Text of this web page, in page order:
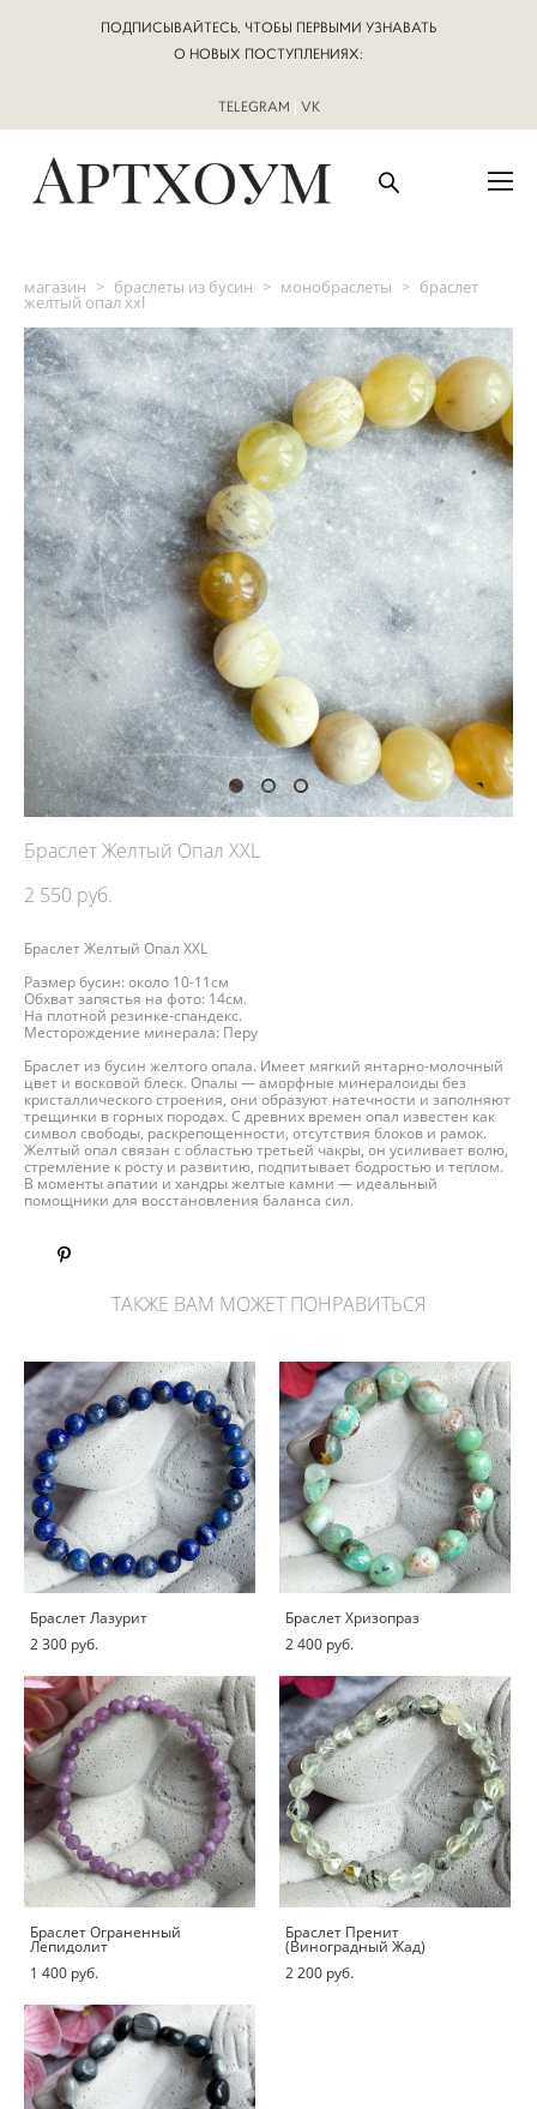
ПОДПИСЫВАЙТЕСЬ, ЧТОБЫ ПЕРВЫМИ УЗНАВАТЬ
О НОВЫХ ПОСТУПЛЕНИЯХ:
TELEGRAM | VK
магазин > браслеты из бусин > монобраслеты > браслет
желтый опал xxl
Браслет Желтый Опал XXL
2 550 pуб.
Браслет Желтый Опал XXL
Размер бусин: около 10-11см
Обхват запястья на фото: 14см.
На плотной резинке-спандекс.
Месторождение минерала: Перу
Браслет из бусин желтого опала. Имеет мягкий янтарно-молочный
цвет и восковой блеск. Опалы — аморфные минералоиды без
кристаллического строения, они образуют натечности и заполняют
трещинки в горных породах. С древних времен опал известен как
символ свободы, раскрепощенности, отсутствия блоков и рамок.
Желтый опал связан с областью третьей чакры, он усиливает волю,
стремление к росту и развитию, подпитывает бодростью и теплом.
В моменты апатии и хандры желтые камни — идеальный
помощники для восстановления баланса сил.
ТАКЖЕ ВАМ МОЖЕТ ПОНРАВИТЬСЯ
Браслет Лазурит
2 300 pуб.
Браслет Хризопраз
2 400 pуб.
Браслет Ограненный
Лепидолит
1 400 pуб.
Браслет Пренит
(Виноградный Жад)
2 200 pуб.